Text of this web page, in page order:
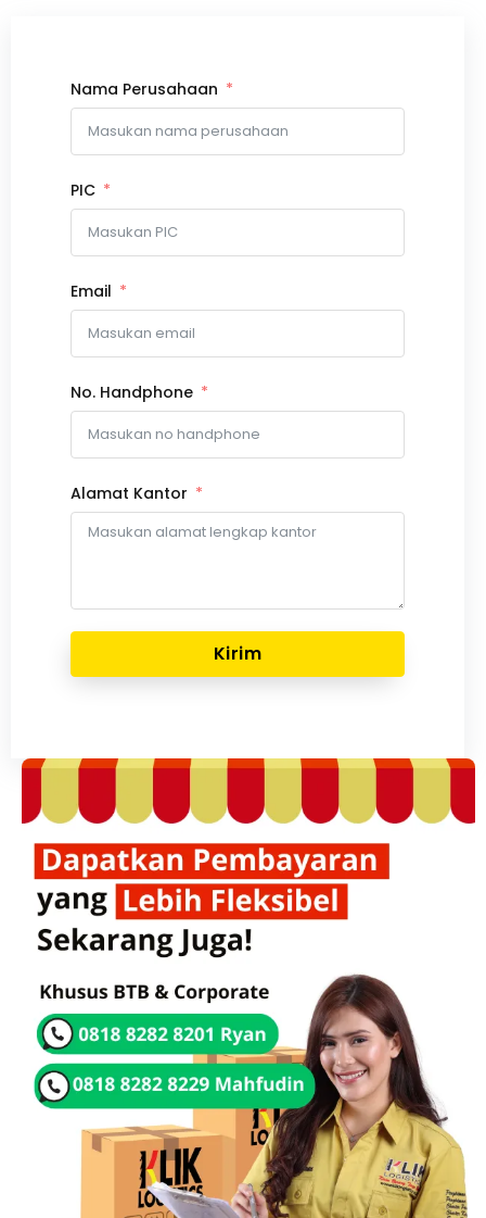
Nama Perusahaan
PIC
Email
No. Handphone
Alamat Kantor
Kirim